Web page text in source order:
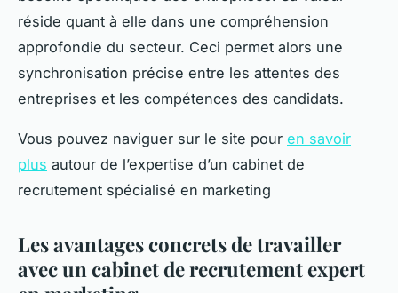
réside quant à elle dans une compréhension
approfondie du secteur. Ceci permet alors une
synchronisation précise entre les attentes des
entreprises et les compétences des candidats.
Vous pouvez naviguer sur le site pour en savoir
plus autour de l’expertise d’un cabinet de
recrutement spécialisé en marketing
Les avantages concrets de travailler
avec un cabinet de recrutement expert